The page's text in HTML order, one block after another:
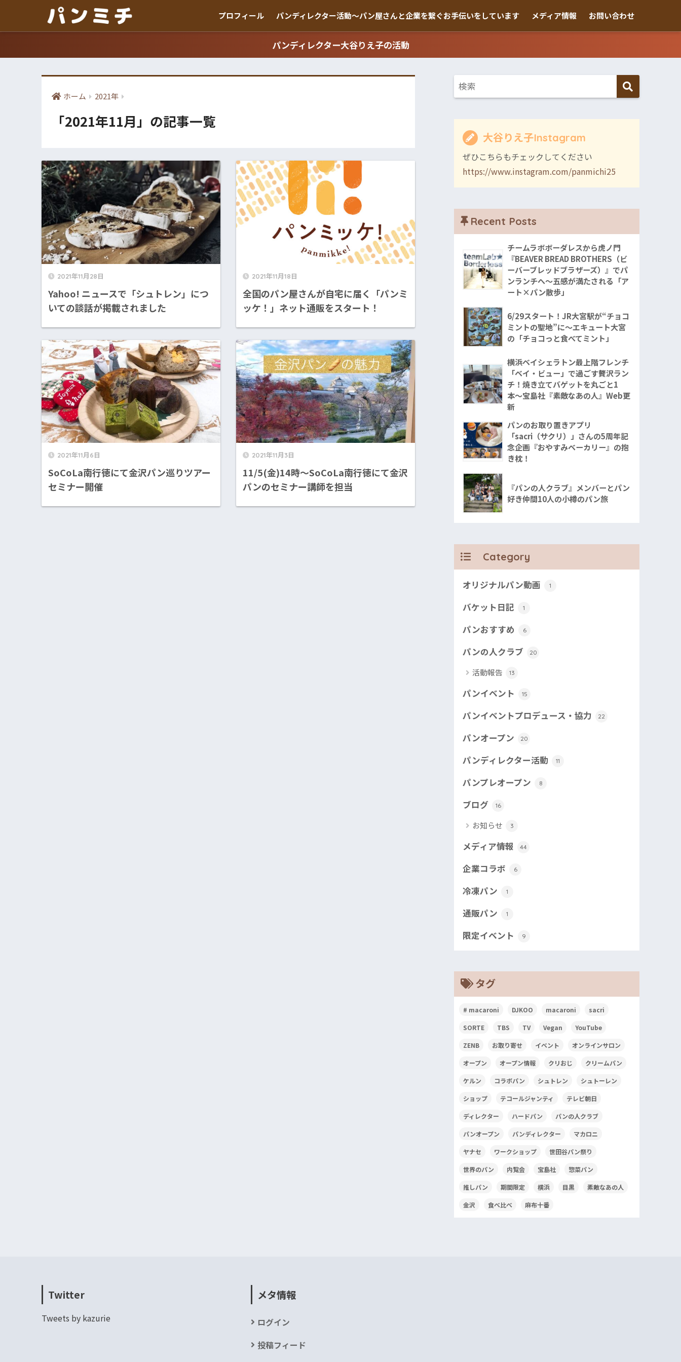
プロフィール パンディレクター活動〜パン屋さんと企業を繋ぐお手伝いをしています メディア情報 お問い合わせ
パンディレクター大谷りえ子の活動
ホーム 2021年
「2021年11月」の記事一覧
2021年11月28日
Yahoo! ニュースで「シュトレン」につ
いての談話が掲載されました
2021年11月18日
全国のパン屋さんが自宅に届く「パンミ
ッケ！」ネット通販をスタート！
2021年11月6日
SoCoLa南行徳にて金沢パン巡りツアー
セミナー開催
2021年11月3日
11/5(金)14時〜SoCoLa南行徳にて金沢
パンのセミナー講師を担当
大谷りえ子Instagram
ぜひこちらもチェックしてください
https://www.instagram.com/panmichi25
Recent Posts
チームラボボーダレスから虎ノ門
『BEAVER BREAD BROTHERS（ビ
ーバーブレッドブラザーズ）』でパ
ンランチへ〜五感が満たされる「ア
ート×パン散歩」
6/29スタート！JR大宮駅が“チョコ
ミントの聖地”に〜エキュート大宮
の「チョコっと食べてミント」
横浜ベイシェラトン最上階フレンチ
「ベイ・ビュー」で過ごす贅沢ラン
チ！焼き立てバゲットを丸ごと1
本〜宝島社『素敵なあの人』Web更
新
パンのお取り置きアプリ
「sacri（サクリ）」さんの5周年記
念企画『おやすみベーカリー』の抱
き枕！
『パンの人クラブ』メンバーとパン
好き仲間10人の小樽のパン旅
Category
オリジナルパン動画 1
バケット日記 1
パンおすすめ 6
パンの人クラブ 20
活動報告 13
パンイベント 15
パンイベントプロデュース・協力 22
パンオープン 20
パンディレクター活動 11
パンプレオープン 8
ブログ 16
お知らせ 3
メディア情報 44
企業コラボ 6
冷凍パン 1
通販パン 1
限定イベント 9
タグ
# macaroni DJKOO macaroni sacri
SORTE TBS TV Vegan YouTube
ZENB お取り寄せ イベント オンラインサロン
オープン オープン情報 クリおじ クリームパン
ケルン コラボパン シュトレン シュトーレン
ショップ テコールジャンティ テレビ朝日
ディレクター ハードパン パンの人クラブ
パンオープン パンディレクター マカロニ
ヤナセ ワークショップ 世田谷パン祭り
世界のパン 内覧会 宝島社 惣菜パン
推しパン 期間限定 横浜 目黒 素敵なあの人
金沢 食べ比べ 麻布十番
Twitter
Tweets by kazurie
メタ情報
ログイン
投稿フィード